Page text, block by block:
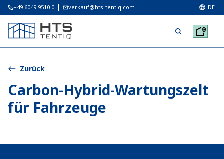
+49 6049 9510 0 verkauf@hts-tentiq.com DE
Zurück
Carbon-Hybrid-Wartungszelt
für Fahrzeuge